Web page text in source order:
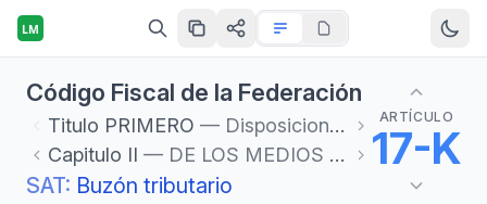
LM
Código Fiscal de la Federación
Titulo PRIMERO — Disposiciones Generales
Capitulo II — DE LOS MEDIOS ELECTRÓNICOS
SAT: Buzón tributario
ARTÍCULO
17-K